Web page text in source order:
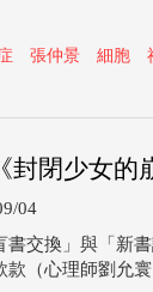
張仲景 細胞
封閉少女的
04
書交換」與「新
款（心理師劉允